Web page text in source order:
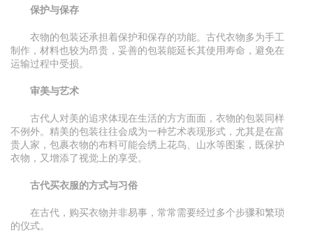
保护与保存
衣物的包装还承担着保护和保存的功能。古代衣物多为手工
制作，材料也较为昂贵，妥善的包装能延长其使用寿命，避免在
运输过程中受损。
审美与艺术
古代人对美的追求体现在生活的方方面面，衣物的包装同样
不例外。精美的包装往往会成为一种艺术表现形式，尤其是在富
贵人家，包裹衣物的布料可能会绣上花鸟、山水等图案，既保护
衣物，又增添了视觉上的享受。
古代买衣服的方式与习俗
在古代，购买衣物并非易事，常常需要经过多个步骤和繁琐
的仪式。